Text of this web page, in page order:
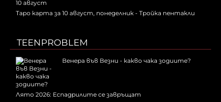
Таро карта за 10 август, понеделник - Тройка пентакли
TEENPROBLEM
Венера във Везни - какво чака зодиите?
Лято 2026: Еспадрилите се завръщат